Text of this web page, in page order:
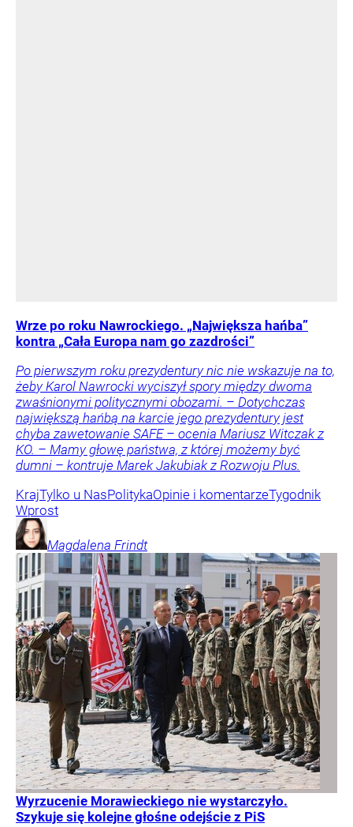
Wrze po roku Nawrockiego. „Największa hańba”
kontra „Cała Europa nam go zazdrości”
Po pierwszym roku prezydentury nic nie wskazuje na to,
żeby Karol Nawrocki wyciszył spory między dwoma
zwaśnionymi politycznymi obozami. – Dotychczas
największą hańbą na karcie jego prezydentury jest
chyba zawetowanie SAFE – ocenia Mariusz Witczak z
KO. – Mamy głowę państwa, z której możemy być
dumni – kontruje Marek Jakubiak z Rozwoju Plus.
KrajTylko u NasPolitykaOpinie i komentarzeTygodnik
Wprost
Magdalena Frindt
Wyrzucenie Morawieckiego nie wystarczyło.
Szykuje się kolejne głośne odejście z PiS